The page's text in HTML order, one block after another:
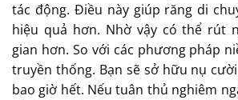
tác động. Điều này giúp răng di
hiệu quả hơn. Nhờ vậy có thể rút
gian hơn. So với các phương pháp
truyền thống. Bạn sẽ sở hữu nụ
bao giờ hết. Nếu tuân thủ nghiêm